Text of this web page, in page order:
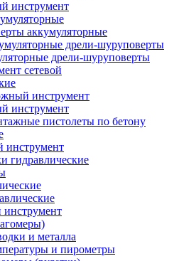
инструмент
аккумуляторные
дрели-шуруповерты
дрели-шуруповерты
сетевой
инструмент
инструмент
пистолеты по бетону
инструмент
гидравлические
и металла
и пирометры